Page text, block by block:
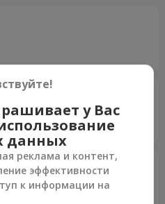
и качественно!
та подарунок. Сюрприз
у Вас
данных
реклама и контент,
эффективности
к информации на